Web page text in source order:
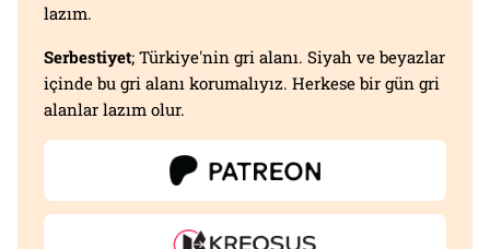
lazım.
Serbestiyet; Türkiye'nin gri alanı. Siyah ve beyazlar
içinde bu gri alanı korumalıyız. Herkese bir gün gri
alanlar lazım olur.